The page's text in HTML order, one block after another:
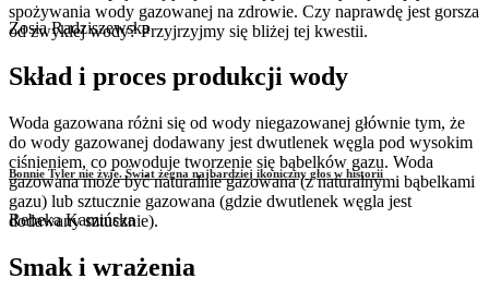
Zosia Radziszewska
Bonnie Tyler nie żyje. Świat żegna najbardziej ikoniczny głos w historii
Rebeka Kamińska
spożywania wody gazowanej na zdrowie. Czy naprawdę jest gorsza
od zwykłej wody? Przyjrzyjmy się bliżej tej kwestii.
Skład i proces produkcji wody
Woda gazowana różni się od wody niegazowanej głównie tym, że
do wody gazowanej dodawany jest dwutlenek węgla pod wysokim
ciśnieniem, co powoduje tworzenie się bąbelków gazu. Woda
gazowana może być naturalnie gazowana (z naturalnymi bąbelkami
gazu) lub sztucznie gazowana (gdzie dwutlenek węgla jest
dodawany sztucznie).
Smak i wrażenia